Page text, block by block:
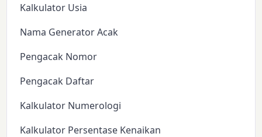
Kalkulator Usia
Nama Generator Acak
Pengacak Nomor
Pengacak Daftar
Kalkulator Numerologi
Kalkulator Persentase Kenaikan